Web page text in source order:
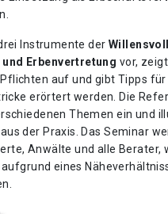
Instrumente der
Erbenvertretung vor,
auf und gibt Tipps für
erörtert werden. Die
Themen ein und
der Praxis. Das Seminar
Anwälte und alle Berater,
eines